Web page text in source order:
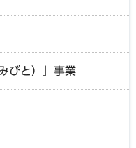
びと）」事業